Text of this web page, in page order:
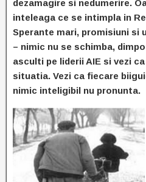
dezamagire si nedumerire.
inteleaga ce se intimpla in
Sperante mari, promisiuni si
– nimic nu se schimba,
asculti pe liderii AIE si vezi
situatia. Vezi ca fiecare
nimic inteligibil nu pronunta.